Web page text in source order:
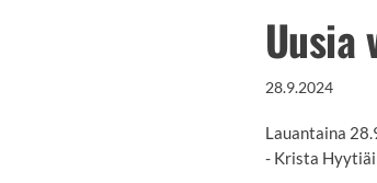
Uusia
28.9.2024
Lauantaina
- Krista